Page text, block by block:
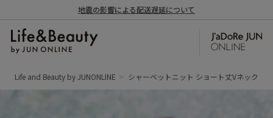
地震の影響による配送遅延について
Life and Beauty by JUNONLINE シャーベットニット ショート丈Vネックカ